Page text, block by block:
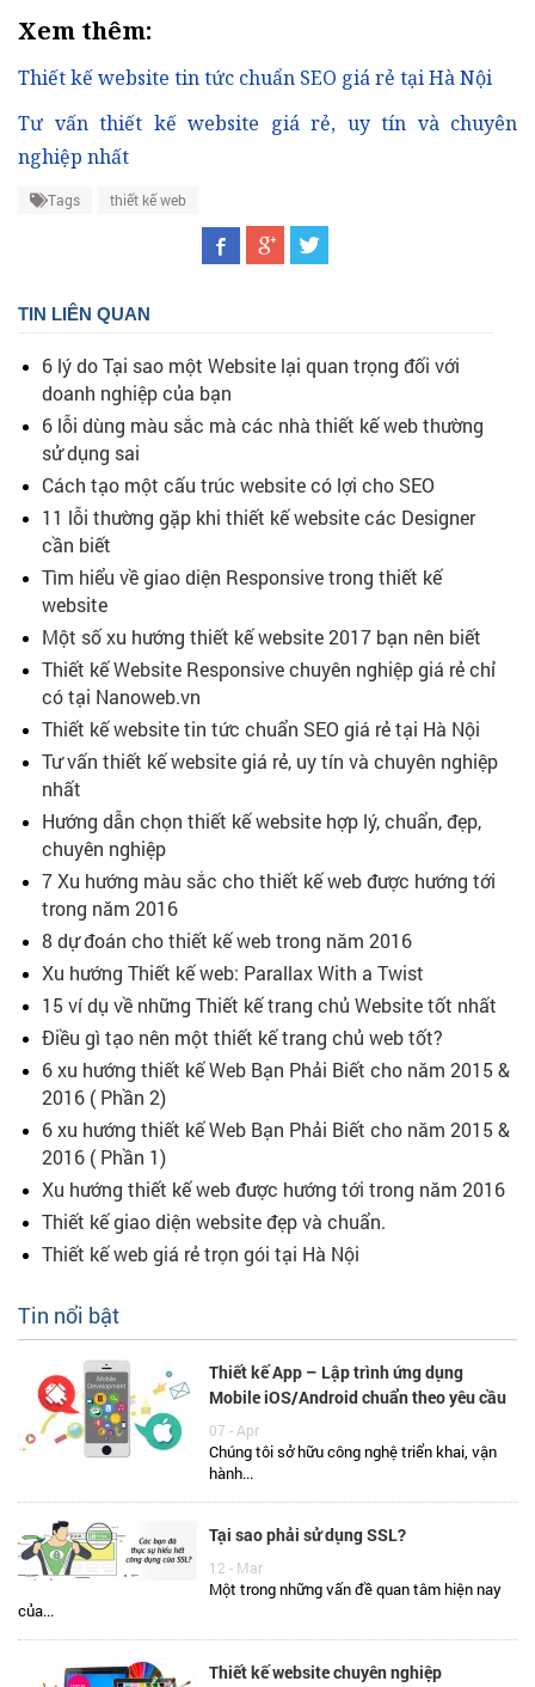
Xem thêm:
Thiết kế website tin tức chuẩn SEO giá rẻ tại Hà Nội
Tư vấn thiết kế website giá rẻ, uy tín và chuyên
nghiệp nhất
Tags thiết kế web
TIN LIÊN QUAN
6 lý do Tại sao một Website lại quan trọng đối với
doanh nghiệp của bạn
6 lỗi dùng màu sắc mà các nhà thiết kế web thường
sử dụng sai
Cách tạo một cấu trúc website có lợi cho SEO
11 lỗi thường gặp khi thiết kế website các Designer
cần biết
Tìm hiểu về giao diện Responsive trong thiết kế
website
Một số xu hướng thiết kế website 2017 bạn nên biết
Thiết kế Website Responsive chuyên nghiệp giá rẻ chỉ
có tại Nanoweb.vn
Thiết kế website tin tức chuẩn SEO giá rẻ tại Hà Nội
Tư vấn thiết kế website giá rẻ, uy tín và chuyên nghiệp
nhất
Hướng dẫn chọn thiết kế website hợp lý, chuẩn, đẹp,
chuyên nghiệp
7 Xu hướng màu sắc cho thiết kế web được hướng tới
trong năm 2016
8 dự đoán cho thiết kế web trong năm 2016
Xu hướng Thiết kế web: Parallax With a Twist
15 ví dụ về những Thiết kế trang chủ Website tốt nhất
Điều gì tạo nên một thiết kế trang chủ web tốt?
6 xu hướng thiết kế Web Bạn Phải Biết cho năm 2015 &
2016 ( Phần 2)
6 xu hướng thiết kế Web Bạn Phải Biết cho năm 2015 &
2016 ( Phần 1)
Xu hướng thiết kế web được hướng tới trong năm 2016
Thiết kế giao diện website đẹp và chuẩn.
Thiết kế web giá rẻ trọn gói tại Hà Nội
Tin nổi bật
Thiết kế App – Lập trình ứng dụng
Mobile iOS/Android chuẩn theo yêu cầu
07 - Apr
Chúng tôi sở hữu công nghệ triển khai, vận
hành...
Tại sao phải sử dụng SSL?
12 - Mar
Một trong những vấn đề quan tâm hiện nay
của...
Thiết kế website chuyên nghiệp